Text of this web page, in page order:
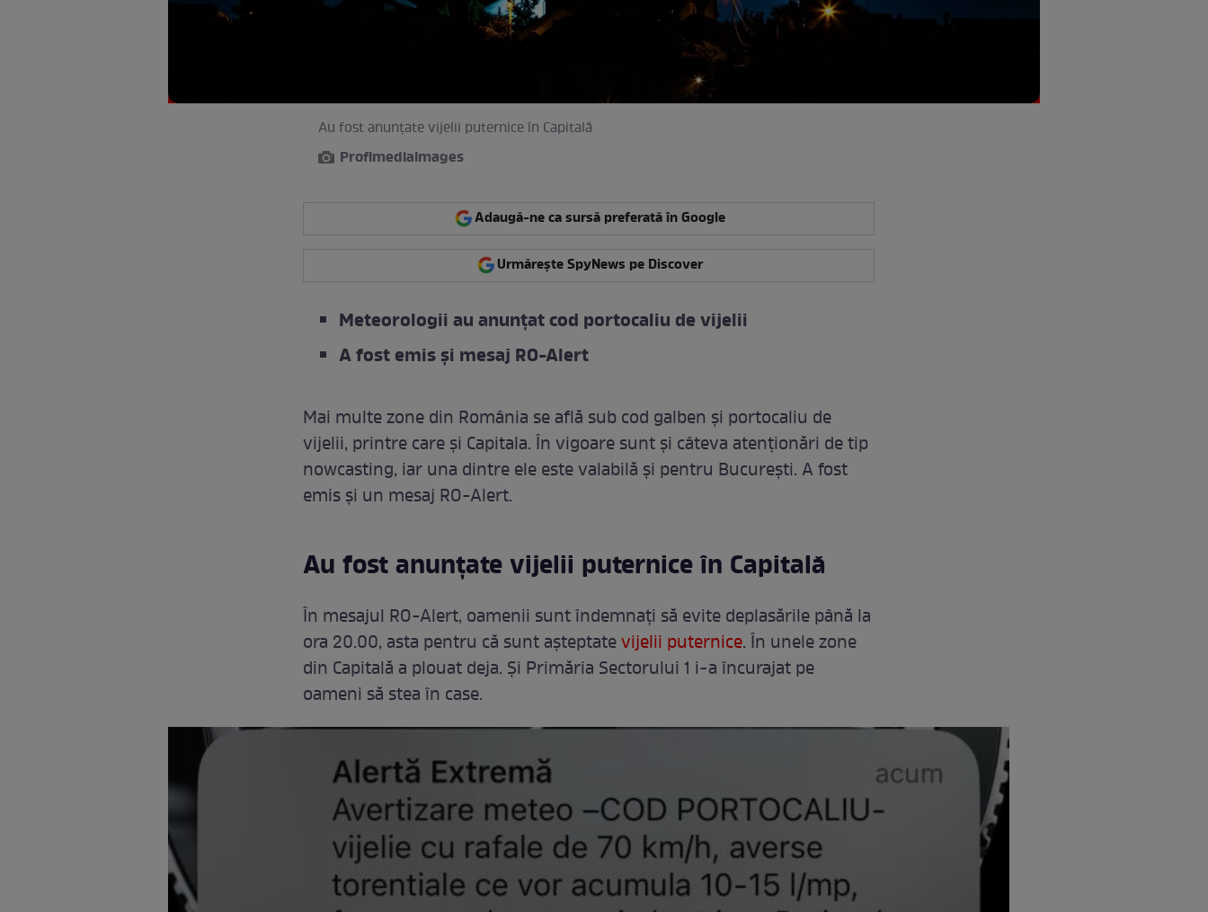
Au fost anunțate vijelii puternice în Capitală
Profimediaimages
Adaugă-ne ca sursă preferată în Google
Urmărește SpyNews pe Discover
Meteorologii au anunțat cod portocaliu de vijelii
A fost emis și mesaj RO-Alert
Mai multe zone din România se află sub cod galben și portocaliu de
vijelii, printre care și Capitala. În vigoare sunt și câteva atenționări de tip
nowcasting, iar una dintre ele este valabilă și pentru București. A fost
emis și un mesaj RO-Alert.
Au fost anunțate vijelii puternice în Capitală
În mesajul RO-Alert, oamenii sunt îndemnați să evite deplasările până la
ora 20.00, asta pentru că sunt așteptatevijelii puternice. În unele zone
din Capitală a plouat deja. Și Primăria Sectorului 1 i-a încurajat pe
oameni să stea în case.